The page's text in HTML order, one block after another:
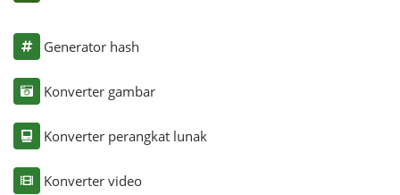
Generator hash
Konverter gambar
Konverter perangkat lunak
Konverter video